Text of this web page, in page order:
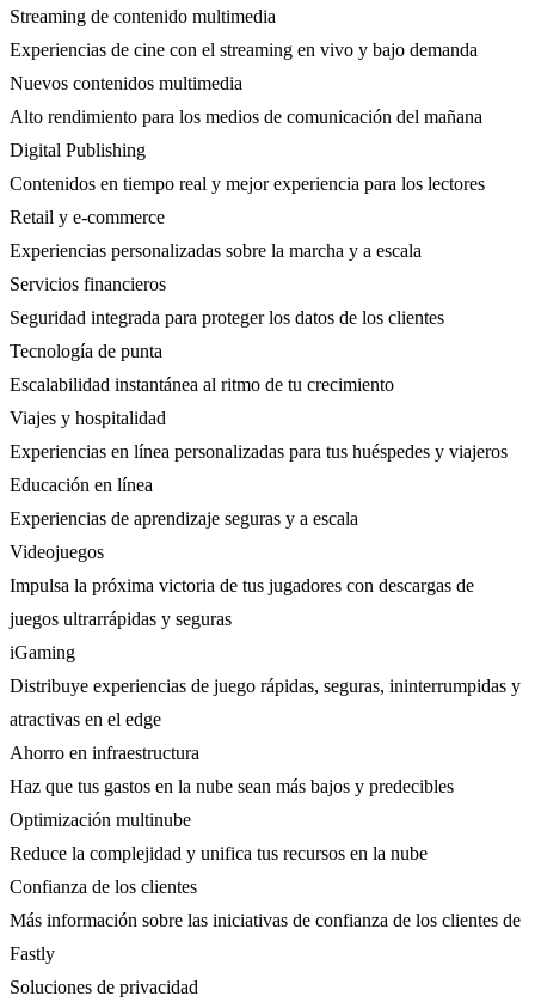
Streaming de contenido multimedia
Experiencias de cine con el streaming en vivo y bajo demanda
Nuevos contenidos multimedia
Alto rendimiento para los medios de comunicación del mañana
Digital Publishing
Contenidos en tiempo real y mejor experiencia para los lectores
Retail y e-commerce
Experiencias personalizadas sobre la marcha y a escala
Servicios financieros
Seguridad integrada para proteger los datos de los clientes
Tecnología de punta
Escalabilidad instantánea al ritmo de tu crecimiento
Viajes y hospitalidad
Experiencias en línea personalizadas para tus huéspedes y viajeros
Educación en línea
Experiencias de aprendizaje seguras y a escala
Videojuegos
Impulsa la próxima victoria de tus jugadores con descargas de
juegos ultrarrápidas y seguras
iGaming
Distribuye experiencias de juego rápidas, seguras, ininterrumpidas y
atractivas en el edge
Ahorro en infraestructura
Haz que tus gastos en la nube sean más bajos y predecibles
Optimización multinube
Reduce la complejidad y unifica tus recursos en la nube
Confianza de los clientes
Más información sobre las iniciativas de confianza de los clientes de
Fastly
Soluciones de privacidad